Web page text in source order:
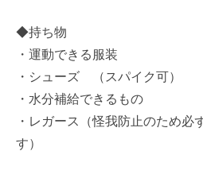
◆持ち物
・運動できる服装
・シューズ （スパイク可）
・水分補給できるもの
・レガース（怪我防止のため必
す）